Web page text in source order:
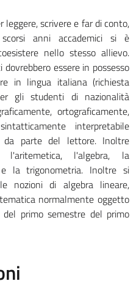
leggere, scrivere e far di conto,
anni accademici si è
nello stesso allievo.
essere in possesso
in lingua italiana (richiesta
gli studenti di nazionalità
ortograficamente,
interpretabile
da parte del lettore. Inoltre
l'aritemetica, l'algebra, la
la trigonometria. Inoltre si
nozioni di algebra lineare,
normalmente oggetto
primo semestre del primo